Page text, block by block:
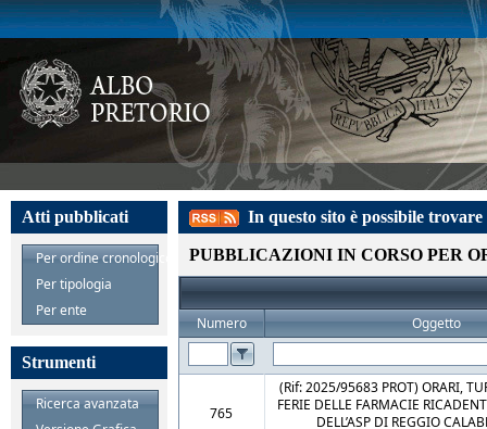
Atti pubblicati
Per ordine cronologico
Per tipologia
Per ente
Strumenti
Ricerca avanzata
In questo sito è possibile
PUBBLICAZIONI IN CORSO PER
Numero Oggetto
765
(Rif: 2025/95683 PROT) ORARI,
FERIE DELLE FARMACIE
DELL’ASP DI REGGIO